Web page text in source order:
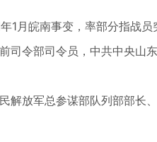
月皖南事变，率部分指战员
司令部司令员，中共中央山
解放军总参谋部队列部部长